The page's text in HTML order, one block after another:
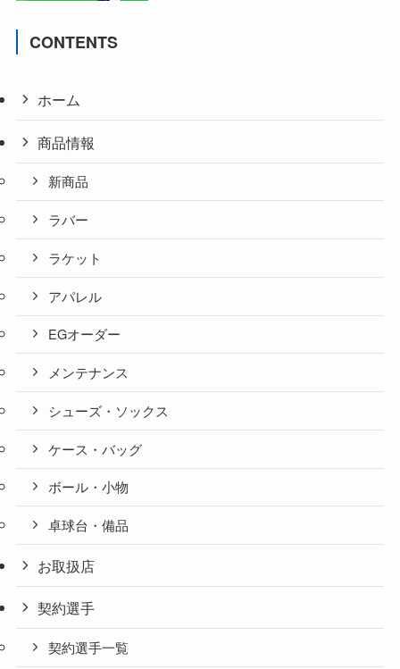
CONTENTS
ホーム
商品情報
新商品
ラバー
ラケット
アパレル
EGオーダー
メンテナンス
シューズ・ソックス
ケース・バッグ
ボール・小物
卓球台・備品
お取扱店
契約選手
契約選手一覧